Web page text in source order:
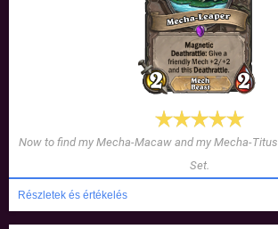
Now to find my Mecha-Macaw and my Mecha-
Set.
Részletek és értékelés